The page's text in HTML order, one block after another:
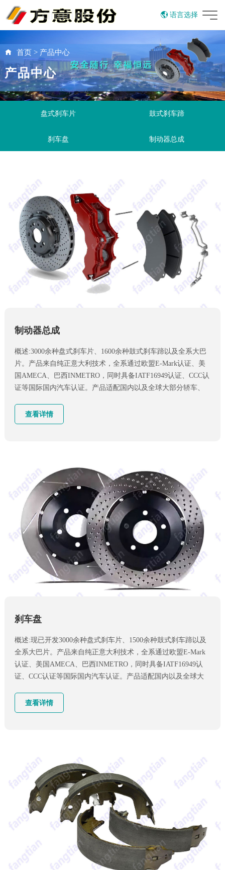
语言选择
首页> 产品中心
产品中心
盘式刹车片 鼓式刹车蹄
刹车盘 制动器总成
制动器总成
概述:3000余种盘式刹车片、1600余种鼓式刹车蹄以及全系大巴
片。产品来自纯正意大利技术，全系通过欧盟E-Mark认证、美
国AMECA、巴西INMETRO，同时具备IATF16949认证、CCC认
证等国际国内汽车认证。产品适配国内以及全球大部分轿车、
查看详情
刹车盘
概述:现已开发3000余种盘式刹车片、1500余种鼓式刹车蹄以及
全系大巴片。产品来自纯正意大利技术，全系通过欧盟E-Mark
认证、美国AMECA、巴西INMETRO，同时具备IATF16949认
证、CCC认证等国际国内汽车认证。产品适配国内以及全球大
查看详情